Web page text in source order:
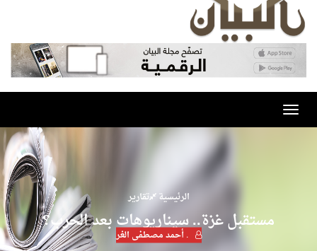
Toggle
navigation
الرئيسية تقارير
مستقبل غزة.. سيناريوهات بعد الحرب؟
. أحمد مصطفى الغر